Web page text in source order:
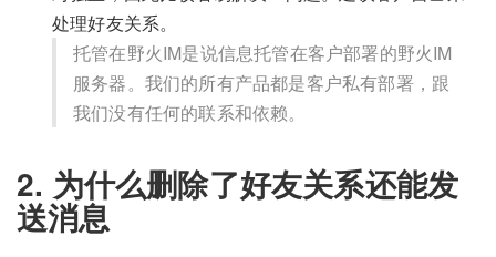
处理好友关系。
托管在野火IM是说信息托管在客户部署的野火IM
服务器。我们的所有产品都是客户私有部署，跟
我们没有任何的联系和依赖。
2. 为什么删除了好友关系还能发
送消息